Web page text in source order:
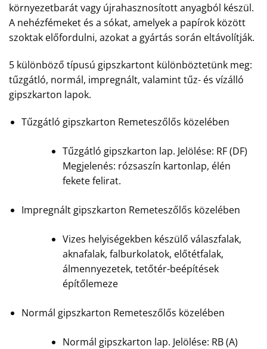
környezetbarát vagy újrahasznosított anyagból készül.
A nehézfémeket és a sókat, amelyek a papírok között
szoktak előfordulni, azokat a gyártás során eltávolítják.
5 különböző típusú gipszkartont különböztetünk meg:
tűzgátló, normál, impregnált, valamint tűz- és vízálló
gipszkarton lapok.
Tűzgátló gipszkarton Remeteszőlős közelében
Tűzgátló gipszkarton lap. Jelölése: RF (DF)
Megjelenés: rózsaszín kartonlap, élén
fekete felirat.
Impregnált gipszkarton Remeteszőlős közelében
Vizes helyiségekben készülő válaszfalak,
aknafalak, falburkolatok, előtétfalak,
álmennyezetek, tetőtér-beépítések
építőlemeze
Normál gipszkarton Remeteszőlős közelében
Normál gipszkarton lap. Jelölése: RB (A)